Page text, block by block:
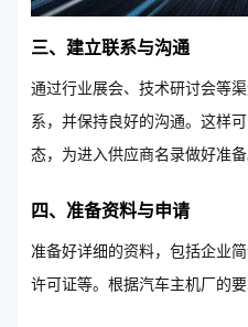
三、建立联系与沟通
通过行业展会、技术研讨会等
系，并保持良好的沟通。这样
态，为进入供应商名录做好准备
四、准备资料与申请
准备好详细的资料，包括企业
许可证等。根据汽车主机厂的